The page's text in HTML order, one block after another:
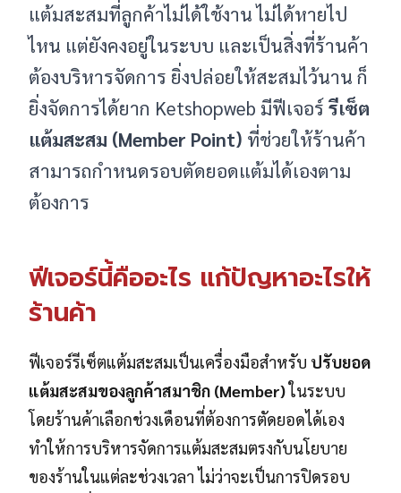
แต้มสะสมที่ลูกค้าไม่ได้ใช้งาน ไม่ได้หายไป
ไหน แต่ยังคงอยู่ในระบบ และเป็นสิ่งที่ร้านค้า
ต้องบริหารจัดการ ยิ่งปล่อยให้สะสมไว้นาน ก็
ยิ่งจัดการได้ยาก Ketshopweb มีฟีเจอร์รีเซ็ต
แต้มสะสม (Member Point) ที่ช่วยให้ร้านค้า
สามารถกำหนดรอบตัดยอดแต้มได้เองตาม
ต้องการ
ฟีเจอร์นี้คืออะไร แก้ปัญหาอะไรให้
ร้านค้า
ฟีเจอร์รีเซ็ตแต้มสะสมเป็นเครื่องมือสำหรับ ปรับยอด
แต้มสะสมของลูกค้าสมาชิก (Member)ในระบบ
โดยร้านค้าเลือกช่วงเดือนที่ต้องการตัดยอดได้เอง
ทำให้การบริหารจัดการแต้มสะสมตรงกับนโยบาย
ของร้านในแต่ละช่วงเวลา ไม่ว่าจะเป็นการปิดรอบ